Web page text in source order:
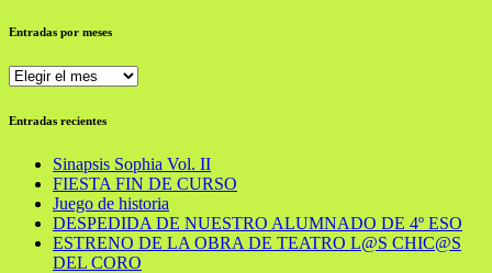
Entradas por meses
Entradas
meses
Entradas recientes
Sinapsis Sophia Vol. II
FIESTA FIN DE CURSO
Juego de historia
DESPEDIDA DE NUESTRO ALUMNADO DE 4º ESO
ESTRENO DE LA OBRA DE TEATRO L@S CHIC@S
DEL CORO